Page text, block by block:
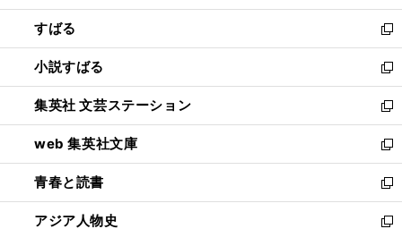
開
く
ウ
で
開
く
ン
ド
ウ
で
開
く
すばる
新
し
い
ウ
ィ
ン
ド
ウ
で
開
く
小説すばる
新
し
い
ウ
ィ
ン
ド
ウ
で
集英社 文芸ステーション
新
し
い
ウ
ィ
ン
ド
web 集英社文庫
新
し
い
ウ
ィ
青春と読書
新
し
い
アジア人物史
新